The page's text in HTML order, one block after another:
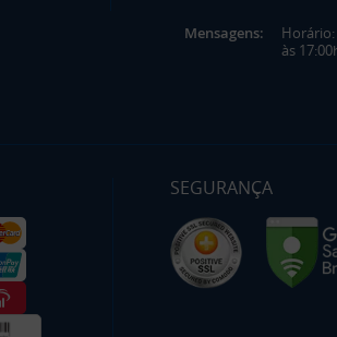
Mensagens:
Horário:
às
SEGURANÇA